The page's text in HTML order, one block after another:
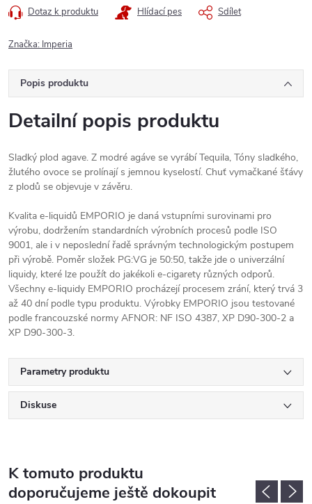
Dotaz k produktu Hlídací pes Sdílet
Značka: Imperia
Popis produktu
Detailní popis produktu
Sladký plod agave. Z modré agáve se vyrábí Tequila, Tóny sladkého,
žlutého ovoce se prolínají s jemnou kyselostí. Chuť vymačkané šťávy
z plodů se objevuje v závěru.
Kvalita e-liquidů EMPORIO je daná vstupními surovinami pro
výrobu, dodržením standardních výrobních procesů podle ISO
9001, ale i v neposlední řadě správným technologickým postupem
při výrobě. Poměr složek PG:VG je 50:50, takže jde o univerzální
liquidy, které lze použít do jakékoli e-cigarety různých odporů.
Všechny e-liquidy EMPORIO procházejí procesem zrání, který trvá 3
až 40 dní podle typu produktu. Výrobky EMPORIO jsou testované
podle francouzské normy AFNOR: NF ISO 4387, XP D90-300-2 a
XP D90-300-3.
Parametry produktu
Diskuse
K tomuto produktu
doporučujeme ještě dokoupit